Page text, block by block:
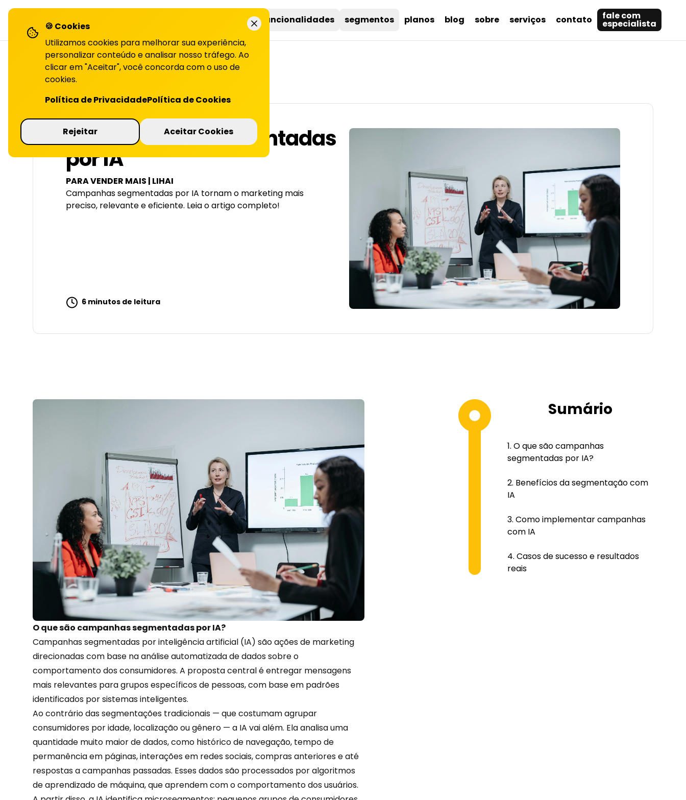
soluções funcionalidades segmentos planos blog sobre serviços contato fale com
especialista
VOLTAR PARA O BLOG
Campanhas segmentadas
por IA
PARA VENDER MAIS | LIHAI
Campanhas segmentadas por IA tornam o marketing mais
preciso, relevante e eficiente. Leia o artigo completo!
6 minutos de leitura
Sumário
O que são campanhas
segmentadas por IA?
Benefícios da segmentação com
IA
Como implementar campanhas
com IA
Casos de sucesso e resultados
reais
O que são campanhas segmentadas por IA?
Campanhas segmentadas porinteligência artificial (IA) são ações de marketing
direcionadas com base na análise automatizada de dados sobre o
comportamento dos consumidores. A proposta central é entregar mensagens
mais relevantes para grupos específicos de pessoas, com base em padrões
identificados por sistemas inteligentes.
Ao contrário das segmentações tradicionais — que costumam agrupar
consumidores por idade, localização ou gênero — a IA vai além. Ela analisa uma
quantidade muito maior de dados, como histórico de navegação, tempo de
permanência em páginas, interações em redes sociais, compras anteriores e até
respostas a campanhas passadas. Esses dados são processados por algoritmos
de aprendizado de máquina, que aprendem com ocomportamentodos usuários.
🍪 Cookies
Utilizamos cookies para melhorar sua experiência,
personalizar conteúdo e analisar nosso tráfego. Ao
clicar em "Aceitar", você concorda com o uso de
cookies.
Política de PrivacidadePolítica de Cookies
Rejeitar Aceitar Cookies